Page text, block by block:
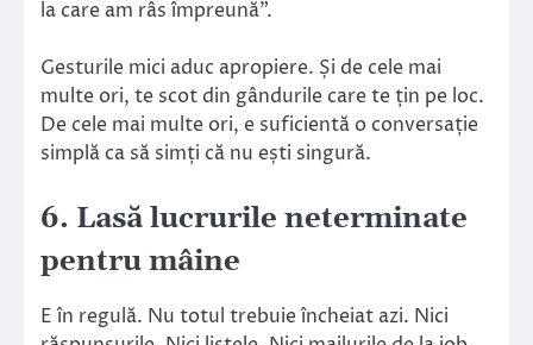
la care am râs împreună”.
Gesturile mici aduc apropiere. Și de cele mai
multe ori, te scot din gândurile care te țin pe loc.
De cele mai multe ori, e suficientă o conversație
simplă ca să simți că nu ești singură.
6. Lasă lucrurile neterminate
pentru mâine
E în regulă. Nu totul trebuie încheiat azi. Nici